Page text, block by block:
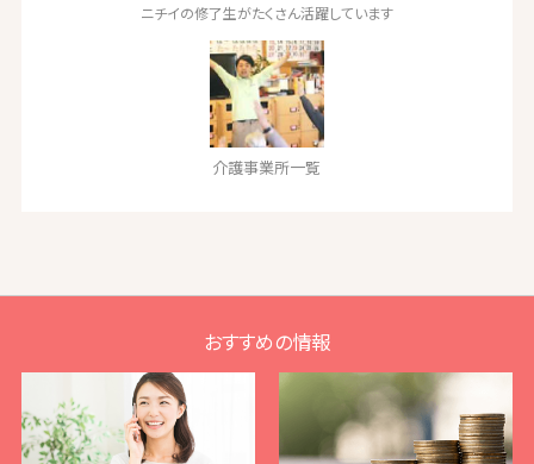
ニチイの修了生がたくさん活躍しています
介護事業所一覧
おすすめの情報